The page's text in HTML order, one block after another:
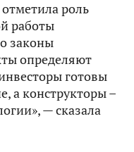
роль
работы
законы
определяют
готовы
а конструкторы –
— сказала